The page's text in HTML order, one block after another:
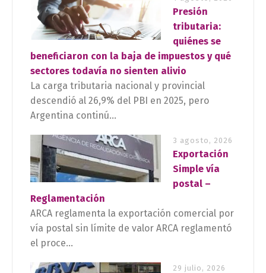
Presión
tributaria:
quiénes se
beneficiaron con la baja de impuestos y qué
sectores todavía no sienten alivio
La carga tributaria nacional y provincial
descendió al 26,9% del PBI en 2025, pero
Argentina continú...
3 agosto, 2026
Exportación
Simple vía
postal –
Reglamentación
ARCA reglamenta la exportación comercial por
vía postal sin límite de valor ARCA reglamentó
el proce...
29 julio, 2026